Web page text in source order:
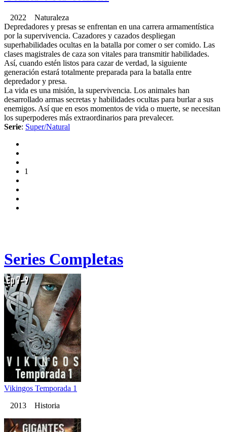
2022 Naturaleza
Depredadores y presas se enfrentan en una carrera armamentística
por la supervivencia. Cazadores y cazados despliegan
superhabilidades ocultas en la batalla por comer o ser comido. Las
clases magistrales de caza son vitales para transmitir habilidades.
Así, cuando estén listos para cazar de verdad, la siguiente
generación estará totalmente preparada para la batalla entre
depredador y presa.
La vida es una misión, la supervivencia. Los animales han
desarrollado armas secretas y habilidades ocultas para burlar a sus
enemigos. Así que en esos momentos de vida o muerte, se necesitan
los superpoderes más extraordinarios para prevalecer.
Serie: Super/Natural
1
Series Completas
Vikingos Temporada 1
2013 Historia